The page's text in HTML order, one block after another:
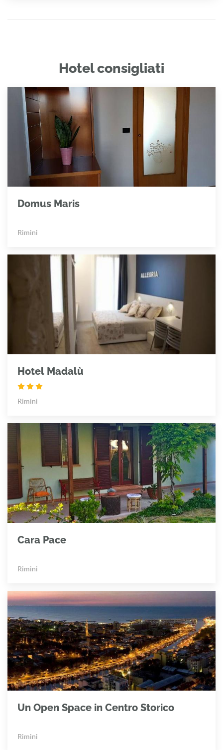
Hotel consigliati
Domus Maris
Rimini
Hotel Madalù
Rimini
Cara Pace
Rimini
Un Open Space in Centro Storico
Rimini